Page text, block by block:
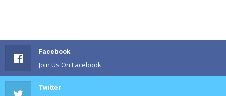
Facebook
Join Us On Facebook
Twitter